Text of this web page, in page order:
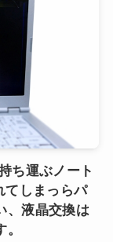
ち運ぶノート
てしまっらパ
、液晶交換は